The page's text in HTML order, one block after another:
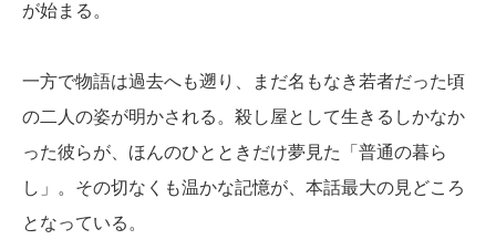
が始まる。
一方で物語は過去へも遡り、まだ名もなき若者だった頃
の二人の姿が明かされる。殺し屋として生きるしかなか
った彼らが、ほんのひとときだけ夢見た「普通の暮ら
し」。その切なくも温かな記憶が、本話最大の見どころ
となっている。